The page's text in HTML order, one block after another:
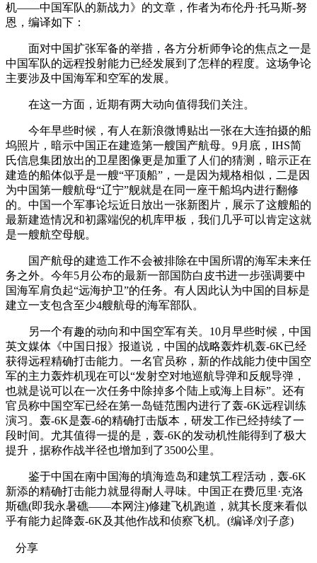
机——中国军队的新战力》的文章，作者为布伦丹·托马斯-努
恩，编译如下：
面对中国扩张军备的举措，各方分析师争论的焦点之一是
中国军队的远程投射能力已经发展到了怎样的程度。这场争论
主要涉及中国海军和空军的发展。
在这一方面，近期有两大动向值得我们关注。
今年早些时候，有人在新浪微博贴出一张在大连拍摄的船
坞照片，暗示中国正在建造第一艘国产航母。9月底，IHS简
氏信息集团放出的卫星图像更是加重了人们的猜测，暗示正在
建造的船体似乎是一艘“平顶船”，一是因为规格相似，二是因
为中国第一艘航母“辽宁”舰就是在同一座干船坞内进行翻修
的。中国一个军事论坛近日放出一张新图片，展示了这艘船的
最新建造情况和初露端倪的机库甲板，我们几乎可以肯定这就
是一艘航空母舰。
国产航母的建造工作不会被排除在中国所谓的海军未来任
务之外。今年5月公布的最新一部国防白皮书进一步强调要中
国海军肩负起“远海护卫”的任务。有人因此认为中国的目标是
建立一支包含至少4艘航母的海军部队。
另一个有趣的动向和中国空军有关。10月早些时候，中国
英文媒体《中国日报》报道说，中国的战略轰炸机轰-6K已经
获得远程精确打击能力。一名官员称，新的作战能力使中国空
军的主力轰炸机现在可以“发射空对地巡航导弹和反舰导弹，
也就是说可以在一次任务中除掉多个陆上或海上目标”。还有
官员称中国空军已经在第一岛链范围内进行了轰-6K远程训练
演习。轰-6K是轰-6的精确打击版本，研发工作已经持续了一
段时间。尤其值得一提的是，轰-6K的发动机性能得到了极大
提升，据称作战半径也增加到了3500公里。
鉴于中国在南中国海的填海造岛和建筑工程活动，轰-6K
新添的精确打击能力就显得耐人寻味。中国正在费厄里·克洛
斯礁(即我永暑礁——本网注)修建飞机跑道，就其长度来看似
乎有能力起降轰-6K及其他作战和侦察飞机。(编译/刘子彦)
分享